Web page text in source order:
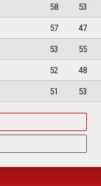
58
53
57
47
53
55
52
48
51 53